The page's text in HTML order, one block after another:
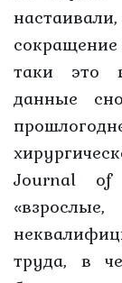
таки это
данные
Journal of
труда, в